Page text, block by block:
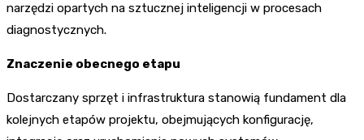
narzędzi opartych na sztucznej inteligencji w procesach
diagnostycznych.
Znaczenie obecnego etapu
Dostarczany sprzęt i infrastruktura stanowią fundament dla
kolejnych etapów projektu, obejmujących konfigurację,